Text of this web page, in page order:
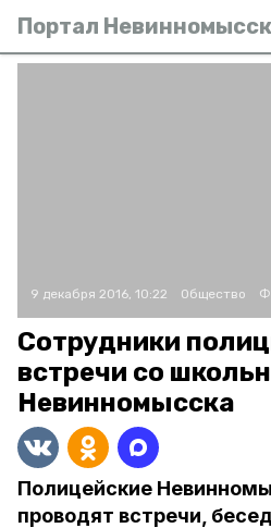
Портал
9 декабря 2016, 10:22 Общество
Сотрудники
встречи со
Невинномысска
Полицейские
проводят встречи,